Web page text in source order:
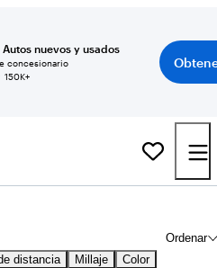
nuevos y usados
concesionario
150K+
Ordenar
distancia Millaje Color